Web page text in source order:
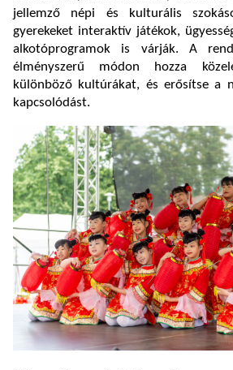
jellemző népi és kulturális
gyerekeket interaktív játékok,
alkotóprogramok is várják. A
élményszerű módon hozza
különböző kultúrákat, és erősítse a
kapcsolódást.